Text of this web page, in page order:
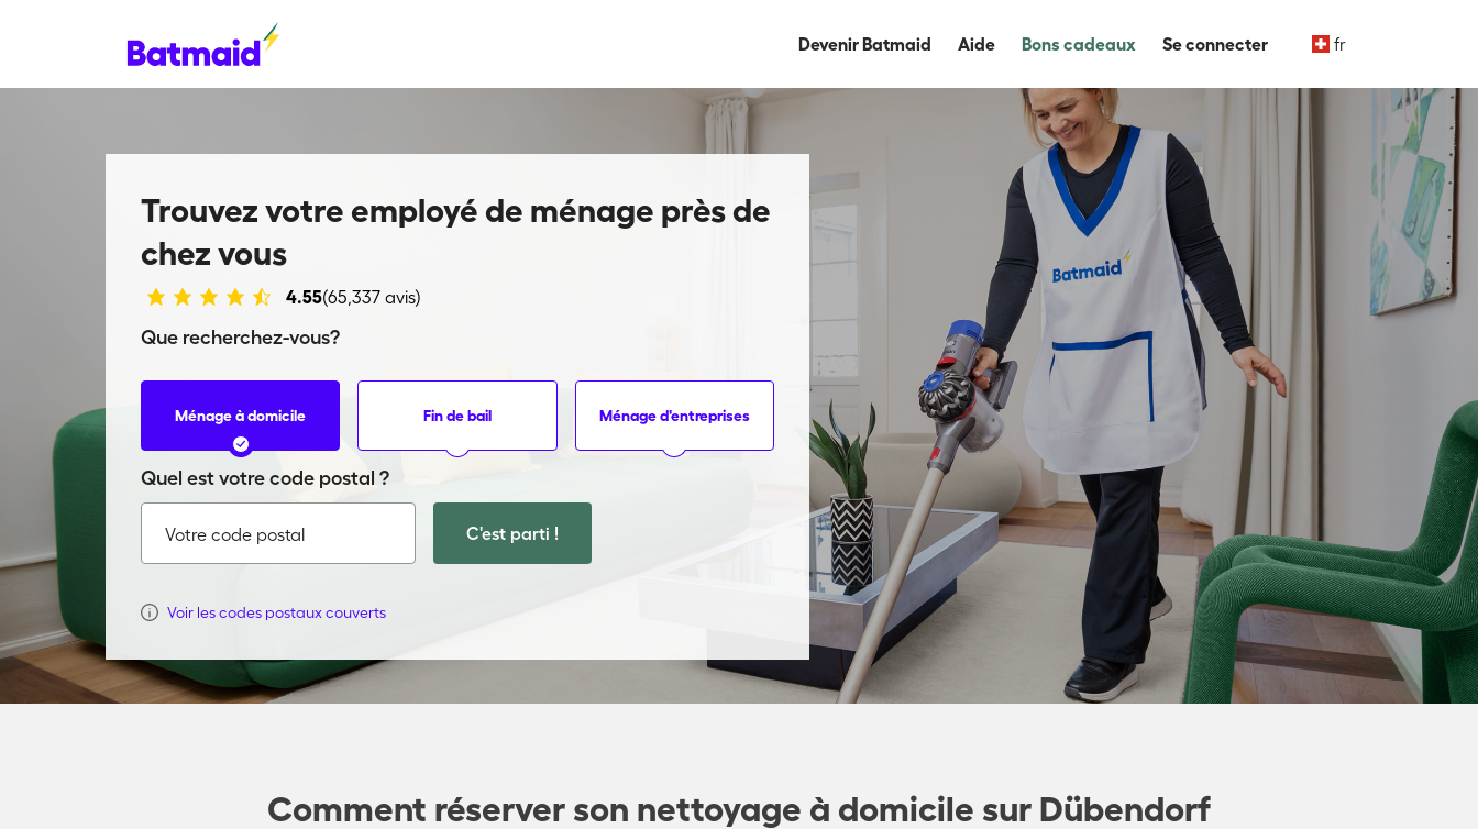
Devenir Batmaid Aide Bons cadeaux Se connecter fr
Trouvez votre employé de ménage près de
chez vous
4.55(65,337 avis)
Que recherchez-vous?
Ménage à domicile Fin de bail Ménage d'entreprises
Quel est votre code postal ?
Votre code postal C'est parti !
Voir les codes postaux couverts
Comment réserver son nettoyage à domicile sur Dübendorf